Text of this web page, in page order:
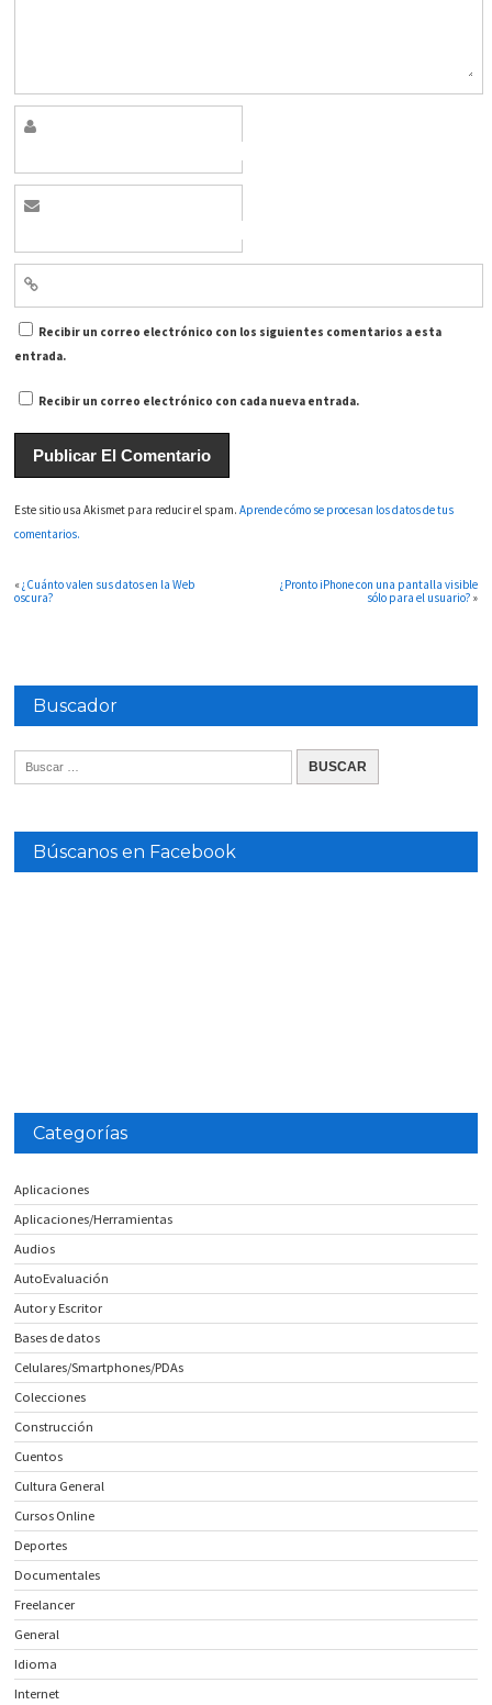
Recibir un correo electrónico con los siguientes comentarios a esta
entrada.
Recibir un correo electrónico con cada nueva entrada.
Este sitio usa Akismet para reducir el spam.Aprende cómo se procesan los datos de tus
comentarios.
«¿Cuánto valen sus datos en la Web
oscura?
¿Pronto iPhone con una pantalla visible
sólo para el usuario? »
Buscador
Búscanos en Facebook
Categorías
Aplicaciones
Aplicaciones/Herramientas
Audios
AutoEvaluación
Autor y Escritor
Bases de datos
Celulares/Smartphones/PDAs
Colecciones
Construcción
Cuentos
Cultura General
Cursos Online
Deportes
Documentales
Freelancer
General
Idioma
Internet